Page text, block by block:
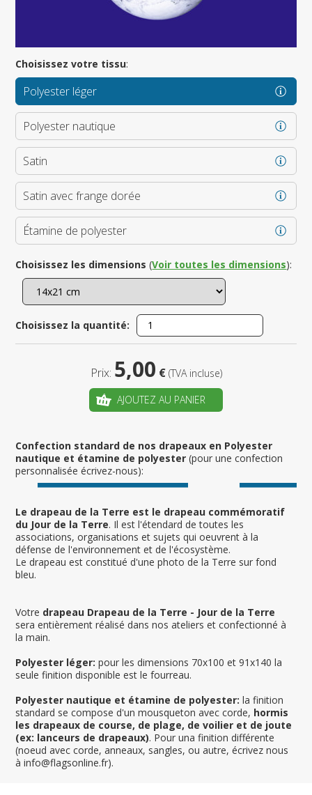
Le drapeau de la Terre est le drapeau commémoratif
du Jour de la Terre. Il est l'étendard de toutes les
associations, organisations et sujets qui oeuvrent à la
défense de l'environnement et de l'écosystème.
Le drapeau est constitué d'une photo de la Terre sur fond
bleu.
Votre drapeau Drapeau de la Terre - Jour de la Terre
sera entièrement réalisé dans nos ateliers et confectionné à
la main.
Polyester léger: pour les dimensions 70x100 et 91x140 la
seule finition disponible est le fourreau.
Polyester nautique et étamine de polyester: la finition
standard se compose d'un mousqueton avec corde, hormis
les drapeaux de course, de plage, de voilier et de joute
(ex: lanceurs de drapeaux). Pour una finition différente
(noeud avec corde, anneaux, sangles, ou autre, écrivez nous
à info@flagsonline.fr).
Choisissez votre tissu:
Polyester léger
Polyester nautique
Satin
Satin avec frange dorée
Étamine de polyester
Choisissez les dimensions (Voir toutes les dimensions):
Choisissez la quantité:
Prix: 5,00 € (TVA incluse)
AJOUTEZ AU PANIER
Confection standard de nos drapeaux en Polyester
nautique et étamine de polyester(pour une confection
personnalisée écrivez-nous):